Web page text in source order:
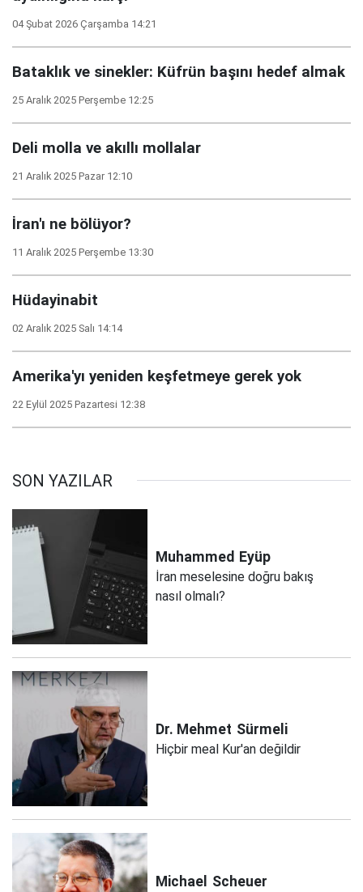
04 Şubat 2026 Çarşamba 14:21
Bataklık ve sinekler: Küfrün başını hedef almak
25 Aralık 2025 Perşembe 12:25
Deli molla ve akıllı mollalar
21 Aralık 2025 Pazar 12:10
İran'ı ne bölüyor?
11 Aralık 2025 Perşembe 13:30
Hüdayinabit
02 Aralık 2025 Salı 14:14
Amerika'yı yeniden keşfetmeye gerek yok
22 Eylül 2025 Pazartesi 12:38
SON YAZILAR
Muhammed Eyüp
İran meselesine doğru bakış
nasıl olmalı?
Dr. Mehmet Sürmeli
Hiçbir meal Kur'an değildir
Michael Scheuer